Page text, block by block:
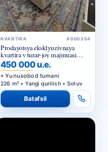
KVARTIRA #000354
Prodayotsya eksklyuzivnaya
kvartira v turar-joy majmuasi
«Megapolis»
450 000 u.e.
Yunusobod tumani
226 m² • Yangi qurilish • Sotuv
Batafsil